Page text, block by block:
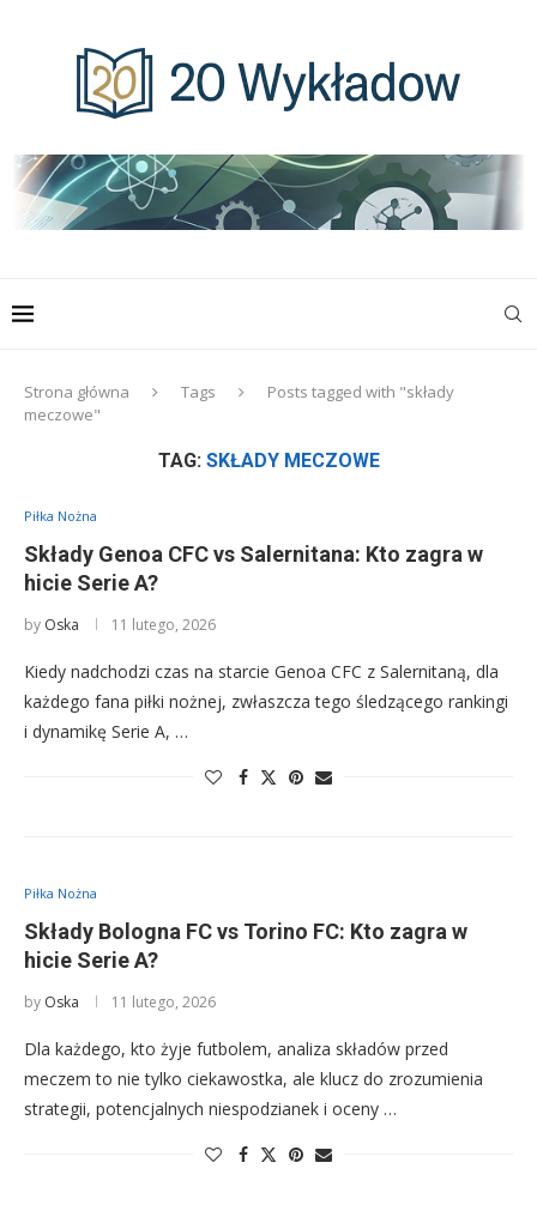
Strona główna Tags
Posts tagged with "składy
meczowe"
TAG: SKŁADY MECZOWE
Piłka Nożna
Składy Genoa CFC vs Salernitana: Kto zagra w
hicie Serie A?
by Oska 11 lutego, 2026
Kiedy nadchodzi czas na starcie Genoa CFC z Salernitaną, dla
każdego fana piłki nożnej, zwłaszcza tego śledzącego rankingi
i dynamikę Serie A, …
Piłka Nożna
Składy Bologna FC vs Torino FC: Kto zagra w
hicie Serie A?
by Oska 11 lutego, 2026
Dla każdego, kto żyje futbolem, analiza składów przed
meczem to nie tylko ciekawostka, ale klucz do zrozumienia
strategii, potencjalnych niespodzianek i oceny …